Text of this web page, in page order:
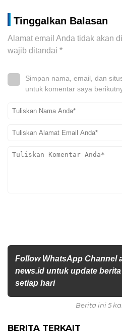
Tinggalkan Balasan
Alamat email Anda tidak akan
wajib ditandai *
Simpan nama, email, dan
untuk komentar saya
Follow WhatsApp Channel
news.id untuk update
setiap hari
Berita ini 5
BERITA TERKAIT